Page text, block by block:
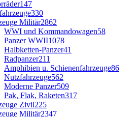
147
330
Militär2862
WWI und Kommandowagen58
Panzer WWII1078
Halbketten-Panzer41
Radpanzer211
Amphibien u. Schienenfahrzeuge86
Nutzfahrzeuge562
Moderne Panzer509
Pak, Flak, Raketen317
Zivil225
Militär2347